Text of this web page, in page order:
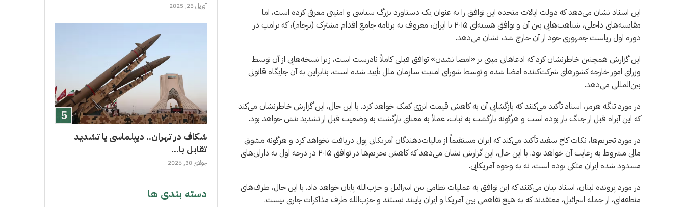
این اسناد نشان می‌دهد که دولت ایالات متحده این توافق را به عنوان یک دستاورد بزرگ سیاسی و امنیتی معرفی کرده است، اما
مقایسه‌های داخلی، شباهت‌هایی بین آن و توافق هسته‌ای ۲۰۱۵ با ایران، معروف به برنامه جامع اقدام مشترک (برجام)، که ترامپ در
دوره اول ریاست جمهوری خود از آن خارج شد، نشان می‌دهد.
این گزارش همچنین خاطرنشان کرد که ادعاهایی مبنی بر «امضا نشدن» توافق قبلی کاملاً نادرست است، زیرا نسخه‌هایی از آن توسط
وزرای امور خارجه کشورهای شرکت‌کننده امضا شده و توسط شورای امنیت سازمان ملل تأیید شده است، بنابراین به آن جایگاه قانونی
بین‌المللی می‌دهد.
در مورد تنگه هرمز، اسناد تأکید می‌کنند که بازگشایی آن به کاهش قیمت انرژی کمک خواهد کرد. با این حال، این گزارش خاطرنشان می‌کند
که این آبراه قبل از جنگ باز بوده است و هرگونه بازگشت به ثبات، عملاً به معنای بازگشت به وضعیت قبل از تشدید تنش خواهد بود.
در مورد تحریم‌ها، نکات کاخ سفید تأکید می‌کند که ایران مستقیماً از مالیات‌دهندگان آمریکایی پول دریافت نخواهد کرد و هرگونه مشوق
مالی مشروط به رعایت آن خواهد بود. با این حال، این گزارش نشان می‌دهد که کاهش تحریم‌ها در توافق ۲۰۱۵ در درجه اول به دارایی‌های
مسدود شده ایران متکی بوده است، نه به وجوه آمریکایی.
در مورد پرونده لبنان، اسناد بیان می‌کنند که این توافق به عملیات نظامی بین اسرائیل و حزب‌الله پایان خواهد داد. با این حال، طرف‌های
منطقه‌ای، از جمله اسرائیل، معتقدند که به هیچ تفاهمی بین آمریکا و ایران پایبند نیستند و حزب‌الله طرف مذاکرات جاری نیست.
آوریل 25, 2025
شکاف در تهران.. دیپلماسی یا تشدید
تقابل با...
جولای 30, 2026
دسته بندی ها